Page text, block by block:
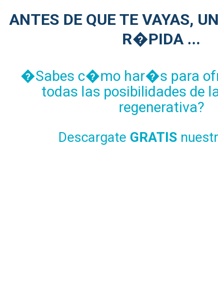
ANTES DE QUE TE VAYAS,
R�PIDA ...
�Sabes c�mo har�s para
todas las posibilidades de
regenerativa?
Descargate GRATIS